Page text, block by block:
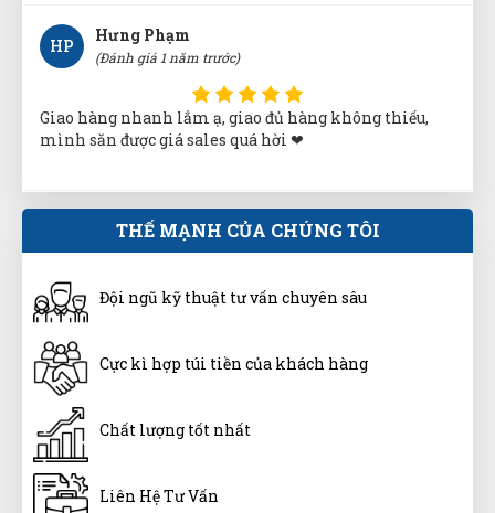
HP
Hưng Phạm
(Đánh giá 1 năm trước)
Giao hàng nhanh lắm ạ, giao đủ hàng không thiếu,
mình săn được giá sales quá hời ❤
(Đánh giá 1 năm trước)
giao hàng hơi nhanh luôn, ok lắm
CT
(Đánh giá 1 năm trước)
Lúc nào liên hệ cũng có người tư vấn ,tôi cảm thấy rất
yên tâm
THẾ MẠNH CỦA CHÚNG TÔI
Đội ngũ kỹ thuật tư vấn chuyên sâu
Cực kì hợp túi tiền của khách hàng
Chất lượng tốt nhất
Liên Hệ Tư Vấn